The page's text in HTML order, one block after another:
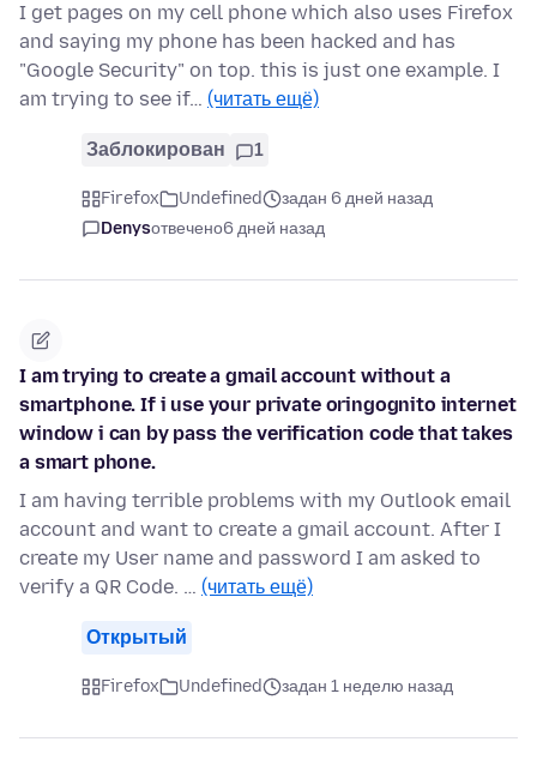
I get pages on my cell phone which also uses Firefox
and saying my phone has been hacked and has
"Google Security" on top. this is just one example. I
am trying to see if… (читать ещё)
Заблокирован 1
Firefox Undefined
задан 6 дней назад
Denysотвечено6 дней назад
I am trying to create a gmail account without a
smartphone. If i use your private oringognito internet
window i can by pass the verification code that takes
a smart phone.
I am having terrible problems with my Outlook email
account and want to create a gmail account. After I
create my User name and password I am asked to
verify a QR Code. … (читать ещё)
Открытый
Firefox Undefined задан 1 неделю назад